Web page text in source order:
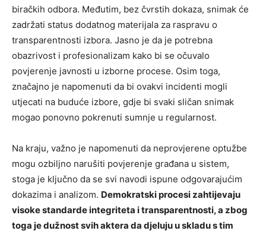
biračkih odbora. Međutim, bez čvrstih dokaza, snimak će
zadržati status dodatnog materijala za raspravu o
transparentnosti izbora. Jasno je da je potrebna
obazrivost i profesionalizam kako bi se očuvalo
povjerenje javnosti u izborne procese. Osim toga,
značajno je napomenuti da bi ovakvi incidenti mogli
utjecati na buduće izbore, gdje bi svaki sličan snimak
mogao ponovno pokrenuti sumnje u regularnost.
Na kraju, važno je napomenuti da neprovjerene optužbe
mogu ozbiljno narušiti povjerenje građana u sistem,
stoga je ključno da se svi navodi ispune odgovarajućim
dokazima i analizom. Demokratski procesi zahtijevaju
visoke standarde integriteta i transparentnosti, a zbog
toga je dužnost svih aktera da djeluju u skladu s tim